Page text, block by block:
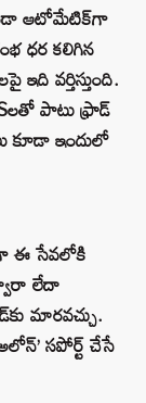
ఆటోమేటిక్‌గా
ధర కలిగిన
వర్తిస్తుంది.
పాటు ఫ్రాడ్
కూడా ఇందులో
ఈ సేవలోకి
లేదా
మారవచ్చు.
సపోర్ట్ చేసే